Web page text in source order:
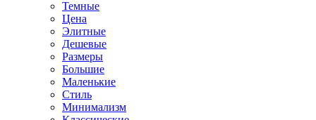
Темные
Цена
Элитные
Дешевые
Размеры
Большие
Маленькие
Стиль
Минимализм